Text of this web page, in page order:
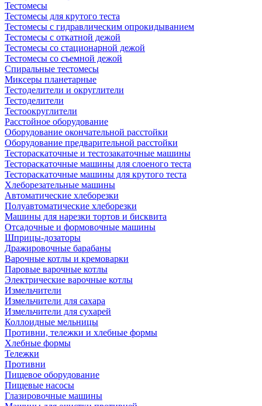
Тестомесы
Тестомесы для крутого теста
Тестомесы с гидравлическим опрокидыванием
Тестомесы с откатной дежой
Тестомесы со стационарной дежой
Тестомесы со съемной дежой
Спиральные тестомесы
Миксеры планетарные
Тестоделители и округлители
Тестоделители
Тестоокруглители
Расстойное оборудование
Оборудование окончательной расстойки
Оборудование предварительной расстойки
Тестораскаточные и тестозакаточные машины
Тестораскаточные машины для слоеного теста
Тестораскаточные машины для крутого теста
Хлеборезательные машины
Автоматические хлеборезки
Полуавтоматические хлеборезки
Машины для нарезки тортов и бисквита
Отсадочные и формовочные машины
Шприцы-дозаторы
Дражировочные барабаны
Варочные котлы и кремоварки
Паровые варочные котлы
Электрические варочные котлы
Измельчители
Измельчители для сахара
Измельчители для сухарей
Коллоидные мельницы
Противни, тележки и хлебные формы
Хлебные формы
Тележки
Противни
Пищевое оборудование
Пищевые насосы
Глазировочные машины